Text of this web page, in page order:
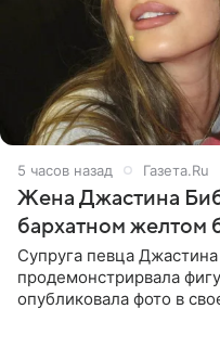
5 часов назад Газета.Ru
Жена Джастина
бархатном желтом
Супруга певца
продемонстрирвала
опубликовала фото в